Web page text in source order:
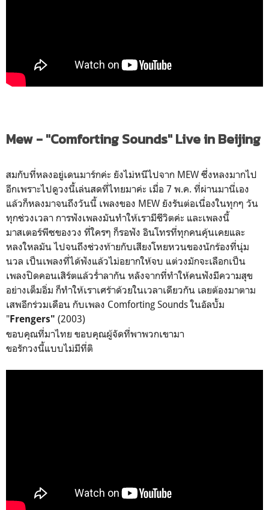
Mew - "Comforting Sounds" Live in Beijing
สมกับที่หลงอยู่เดนมาร์กค่ะ ยังไม่หนีไปจาก MEW ซึ่งหลงมากไป
อีกเพราะไปดูวงนี้เล่นสดที่ไทยมาค่ะ เมื่อ 7 พ.ค. ที่ผ่านมานี่เอง
แล้วก็หลงมาจนถึงวันนี้ เพลงของ MEW ยังรันต่อเนื่องในทุกๆ วัน
ทุกช่วงเวลา การฟังเพลงมันทำให้เรามีชีวิตค่ะ และเพลงนี้
มาสเตอร์พีซของวง ที่ใครๆ ก็รอฟัง อินโทรที่ทุกคนคุ้นเคยและ
หลงใหลมัน ไปจนถึงช่วงท้ายกับเสียงโหยหวนของนักร้องที่นุ่ม
นวล เป็นเพลงที่ได้ฟังแล้วไม่อยากให้จบ แต่วงมักจะเลือกเป็น
เพลงปิดคอนเสิร์ตแล้วร่ำลากัน หลังจากที่ทำให้คนฟังมีความสุข
อย่างเต็มอิ่ม ก็ทำให้เราเศร้าด้วยในเวลาเดียวกัน เลยต้องมาตาม
เสพอีกร่วมเดือน กับเพลง Comforting Sounds ในอัลบั้ม
"Frengers" (2003)
ขอบคุณที่มาไทย ขอบคุณผู้จัดที่พาพวกเขามา
ขอรักวงนี้แบบไม่มีที่ติ